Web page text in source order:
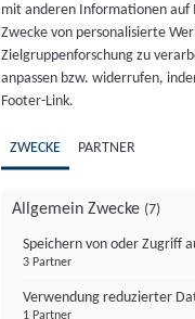
mit anderen Informationen auf
Zwecke von personalisierte
Zielgruppenforschung zu
anpassen bzw. widerrufen,
Footer-Link.
ZWECKE PARTNER
Allgemein Zwecke (7)
Speichern von oder Zugriff
3 Partner
Verwendung reduzierter
1 Partner